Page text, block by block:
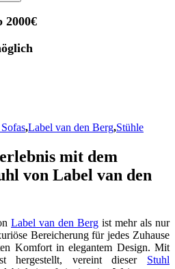
2000€
,Label van den Berg,Stühle
mit dem
von Label van den
Label van den Berg ist mehr als nur
Bereicherung für jedes Zuhause
Komfort in elegantem Design. Mit
hergestellt, vereint dieser Stuhl